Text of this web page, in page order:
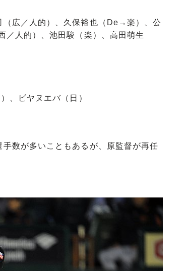
広／人的）、久保裕也（De→楽）、公
／人的）、池田駿（楽）、高田萌生
、ビヤヌエバ（日）
数が多いこともあるが、原監督が再任